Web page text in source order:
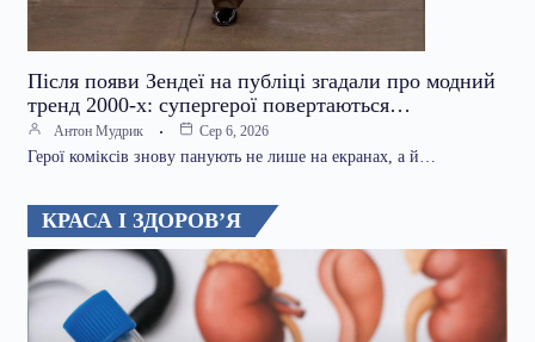
Після появи Зендеї на публіці згадали про модний
тренд 2000-х: супергерої повертаються…
Антон Мудрик Сер 6, 2026
Герої коміксів знову панують не лише на екранах, а й…
КРАСА І ЗДОРОВ’Я